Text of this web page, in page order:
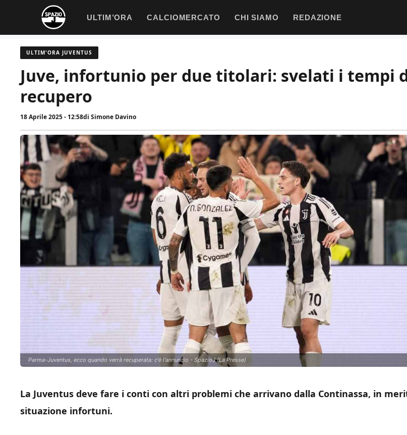
contenuto
ULTIM’ORA CALCIOMERCATO CHI SIAMO REDAZIONE
ULTIM'ORA JUVENTUS
Juve, infortunio per due titolari: svelati i tempi
recupero
18 Aprile 2025 - 12:58di Simone Davino
Parma-Juventus, ecco quando verrà recuperata: c'è l'annuncio - SpazioJ (La Presse)
La Juventus deve fare i conti con altri problemi che arrivano dalla Continassa, in
situazione infortuni.